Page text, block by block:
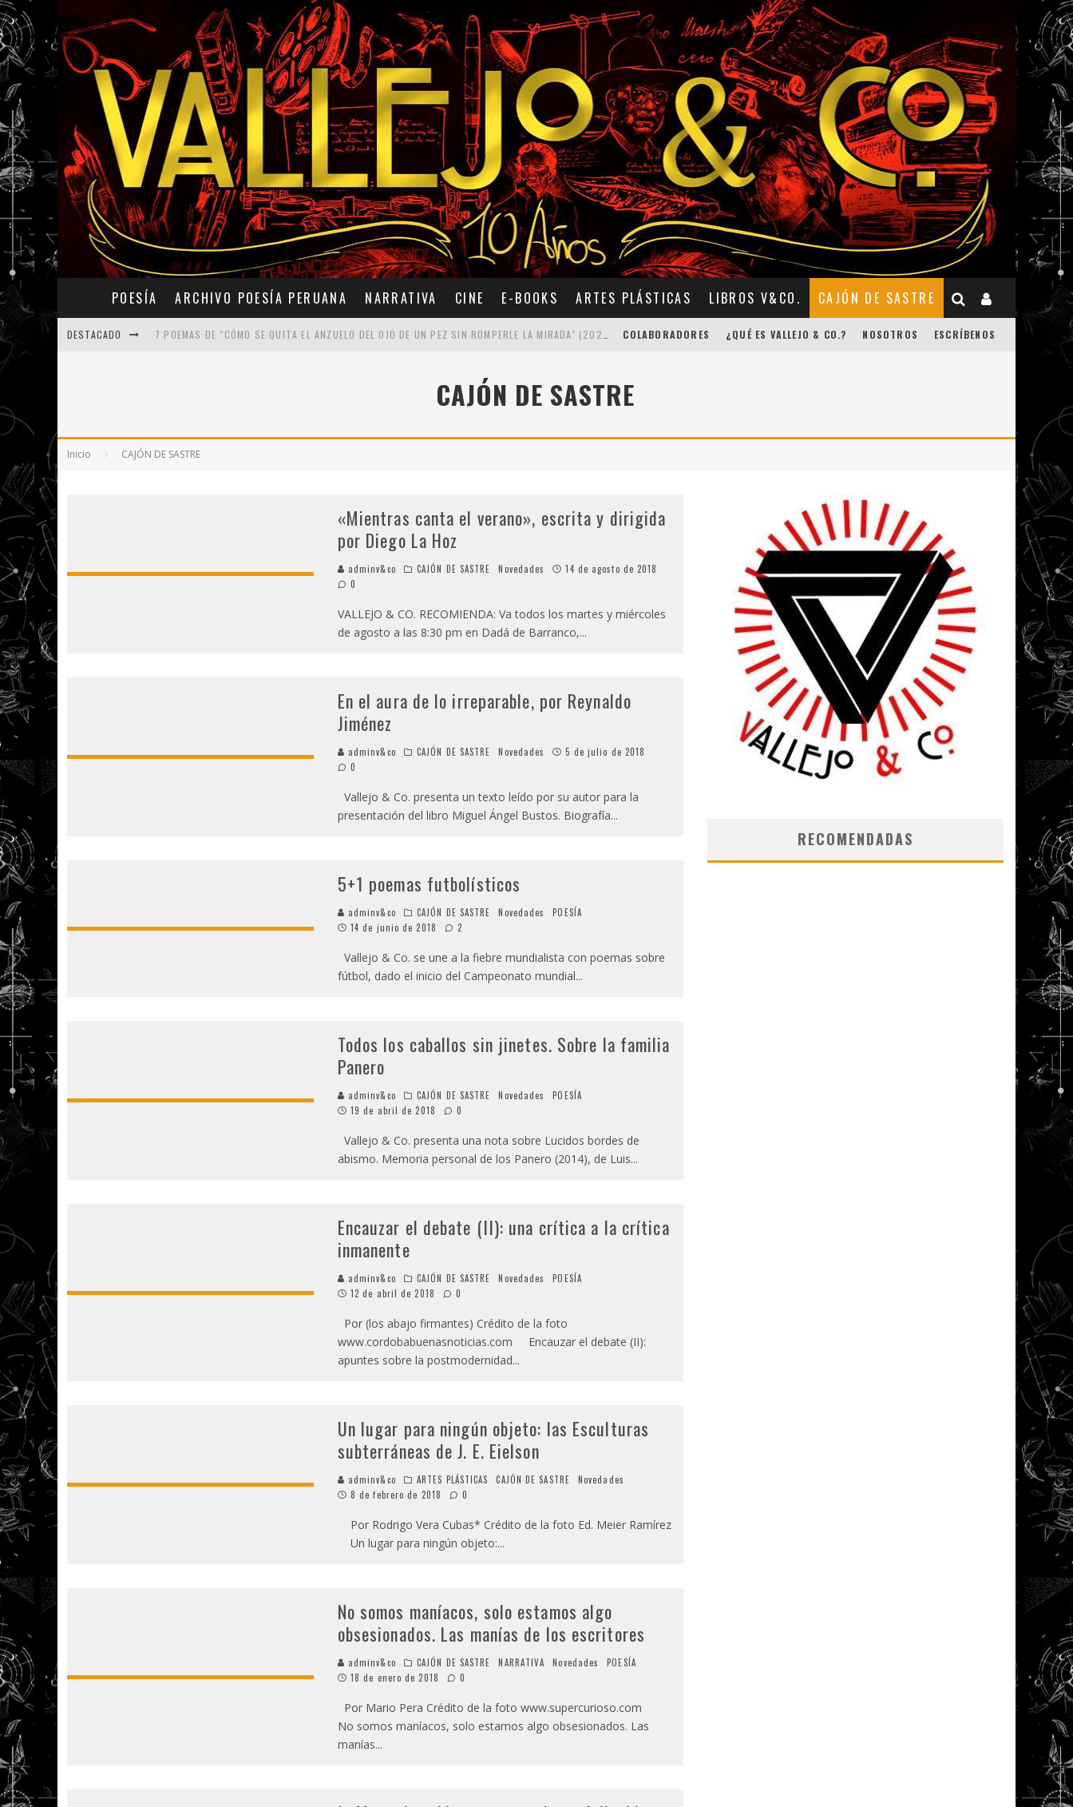
POESÍA ARCHIVO POESÍA PERUANA NARRATIVA CINE E-BOOKS ARTES PLÁSTICAS LIBROS V&CO. CAJÓN DE SASTRE
DESTACADO COLABORADORES ¿QUÉ ES VALLEJO & CO.? NOSOTROS ESCRÍBENOS
CAJÓN DE SASTRE
Inicio CAJÓN DE SASTRE
«Mientras canta el verano», escrita y dirigida
por Diego La Hoz
adminv&co CAJÓN DE SASTRE Novedades
14 de agosto de 2018
0
VALLEJO & CO. RECOMIENDA: Va todos los martes y miércoles
de agosto a las 8:30 pm en Dadá de Barranco,...
En el aura de lo irreparable, por Reynaldo
Jiménez
adminv&co CAJÓN DE SASTRE Novedades
5 de julio de 2018
0
Vallejo & Co. presenta un texto leído por su autor para la
presentación del libro Miguel Ángel Bustos. Biografía...
5+1 poemas futbolísticos
adminv&co CAJÓN DE SASTRE Novedades
POESÍA
14 de junio de 2018
2
Vallejo & Co. se une a la fiebre mundialista con poemas sobre
fútbol, dado el inicio del Campeonato mundial...
Todos los caballos sin jinetes. Sobre la familia
Panero
adminv&co CAJÓN DE SASTRE Novedades
POESÍA
19 de abril de 2018
0
Vallejo & Co. presenta una nota sobre Lucidos bordes de
abismo. Memoria personal de los Panero (2014), de Luis...
Encauzar el debate (II): una crítica a la crítica
inmanente
adminv&co CAJÓN DE SASTRE Novedades
POESÍA
12 de abril de 2018
0
Por (los abajo firmantes) Crédito de la foto
www.cordobabuenasnoticias.com Encauzar el debate (II):
apuntes sobre la postmodernidad...
Un lugar para ningún objeto: las Esculturas
subterráneas de J. E. Eielson
adminv&co ARTES PLÁSTICAS CAJÓN DE SASTRE
Novedades
8 de febrero de 2018
0
Por Rodrigo Vera Cubas* Crédito de la foto Ed. Meier Ramírez
Un lugar para ningún objeto:...
No somos maníacos, solo estamos algo
obsesionados. Las manías de los escritores
adminv&co CAJÓN DE SASTRE NARRATIVA Novedades
POESÍA
18 de enero de 2018
0
Por Mario Pera Crédito de la foto www.supercurioso.com
No somos maníacos, solo estamos algo obsesionados. Las
manías...
RECOMENDADAS